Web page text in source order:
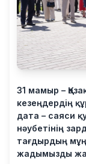
31 мамыр –
кезеңдердің
дата – саяси
нәубетінің
тағдырдың
жадымызды